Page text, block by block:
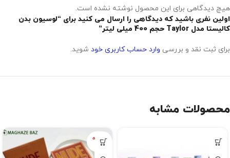
هیچ دیدگاهی برای این محصول نوشته نشده است.
اولین نفری باشید که دیدگاهی را ارسال می کنید برای “لوسیون بدن
کالیستا مدل Taylor حجم 400 میلی‌ لیتر”
برای ثبت نقد و بررسی وارد حساب کاربری خود شوید.
محصولات مشابه
فروخته
شده